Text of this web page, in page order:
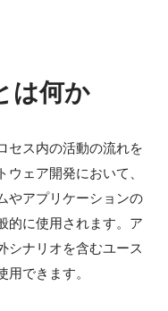
は何か
セス内の活動の流れを
ェア開発において、
やアプリケーションの
的に使用されます。ア
シナリオを含むユース
できます。